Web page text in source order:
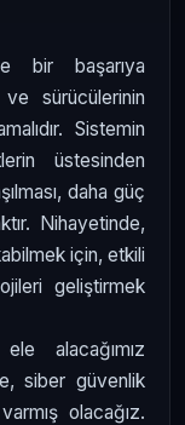
bir başarıya
sürücülerinin
Sistemin
üstesinden
daha güç
Nihayetinde,
için, etkili
geliştirmek
alacağımız
siber güvenlik
olacağız.